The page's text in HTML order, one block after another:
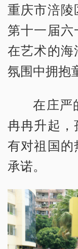
重庆市涪
第十一届
在艺术的
氛围中拥抱
在庄严
冉冉升起，
有对祖国
承诺。